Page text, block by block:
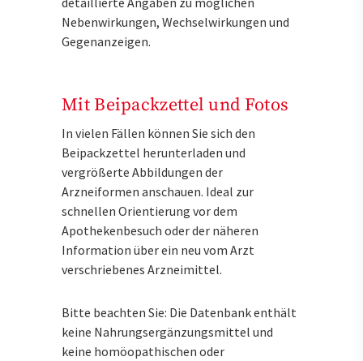
Nebenwirkungen, Wechselwirkungen und
Gegenanzeigen.
Mit Beipackzettel und Fotos
In vielen Fällen können Sie sich den
Beipackzettel herunterladen und
vergrößerte Abbildungen der
Arzneiformen anschauen. Ideal zur
schnellen Orientierung vor dem
Apothekenbesuch oder der näheren
Information über ein neu vom Arzt
verschriebenes Arzneimittel.
Bitte beachten Sie: Die Datenbank enthält
keine Nahrungsergänzungsmittel und
keine homöopathischen oder